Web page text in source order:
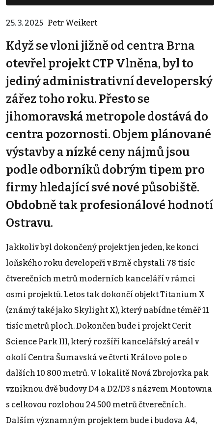
25. 3. 2025 Petr Weikert
Když se vloni jižně od centra Brna
otevřel projekt CTP Vlněna, byl to
jediný administrativní developerský
zářez toho roku. Přesto se
jihomoravská metropole dostává do
centra pozornosti. Objem plánované
výstavby a nízké ceny nájmů jsou
podle odborníků dobrým tipem pro
firmy hledající své nové působiště.
Obdobně tak profesionálové hodnotí
Ostravu.
Jakkoliv byl dokončený projekt jen jeden, ke konci
loňského roku developeři v Brně chystali 78 tisíc
čtverečních metrů moderních kanceláří v rámci
osmi projektů. Letos tak dokončí objekt Titanium X
(známý také jako Skylight X), který nabídne téměř 11
tisíc metrů ploch. Dokončen bude i projekt Cerit
Science Park III, který rozšíří kancelářský areál v
okolí Centra Šumavská ve čtvrti Královo pole o
dalších 10 800 metrů. V lokalitě Nová Zbrojovka pak
vzniknou dvě budovy D4 a D2/D3 s názvem Montowna
s celkovou rozlohou 24 500 metrů čtverečních.
Dalším významným projektem bude i budova A4,